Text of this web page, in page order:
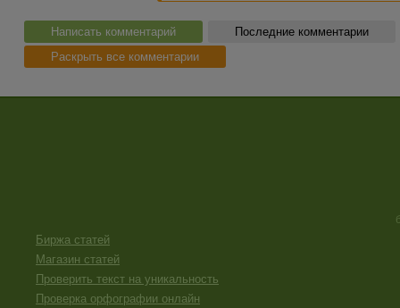
Написать комментарий
Последние комментарии
Раскрыть все комментарии
Биржа статей
Магазин статей
Проверить текст на уникальность
Проверка орфографии онлайн